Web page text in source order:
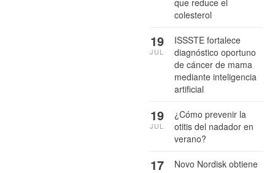
que reduce el
colesterol
ISSSTE fortalece
diagnóstico oportuno
de cáncer de mama
mediante inteligencia
artificial
19
JUL
¿Cómo prevenir la
otitis del nadador en
verano?
19
JUL
Novo Nordisk obtiene
17